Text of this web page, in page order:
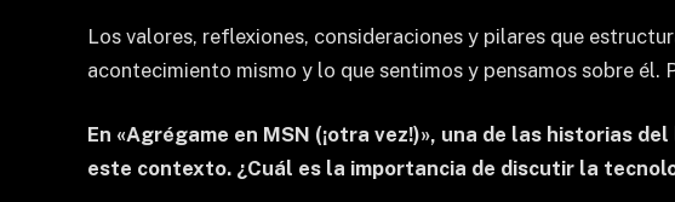
Los valores, reflexiones, consideraciones y pilares que
acontecimiento mismo y lo que sentimos y pensamos sobre él.
En «Agrégame en MSN (¡otra vez!)», una de las historias
este contexto. ¿Cuál es la importancia de discutir la